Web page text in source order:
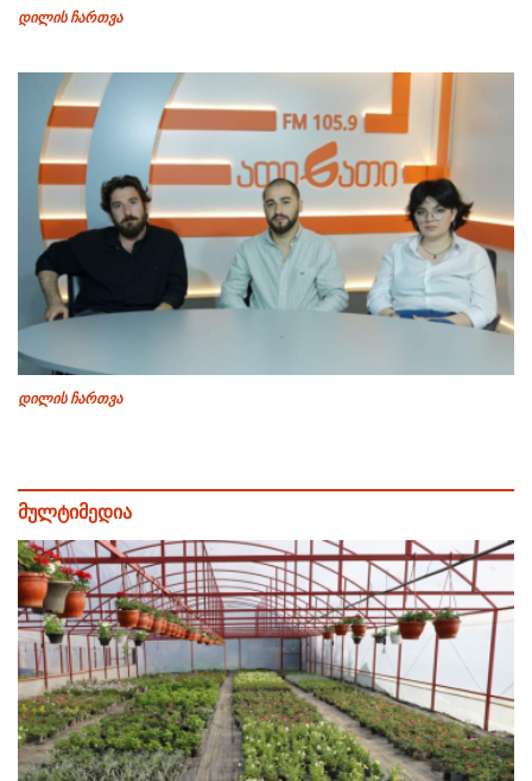
დილის ჩართვა
დილის ჩართვა
მულტიმედია